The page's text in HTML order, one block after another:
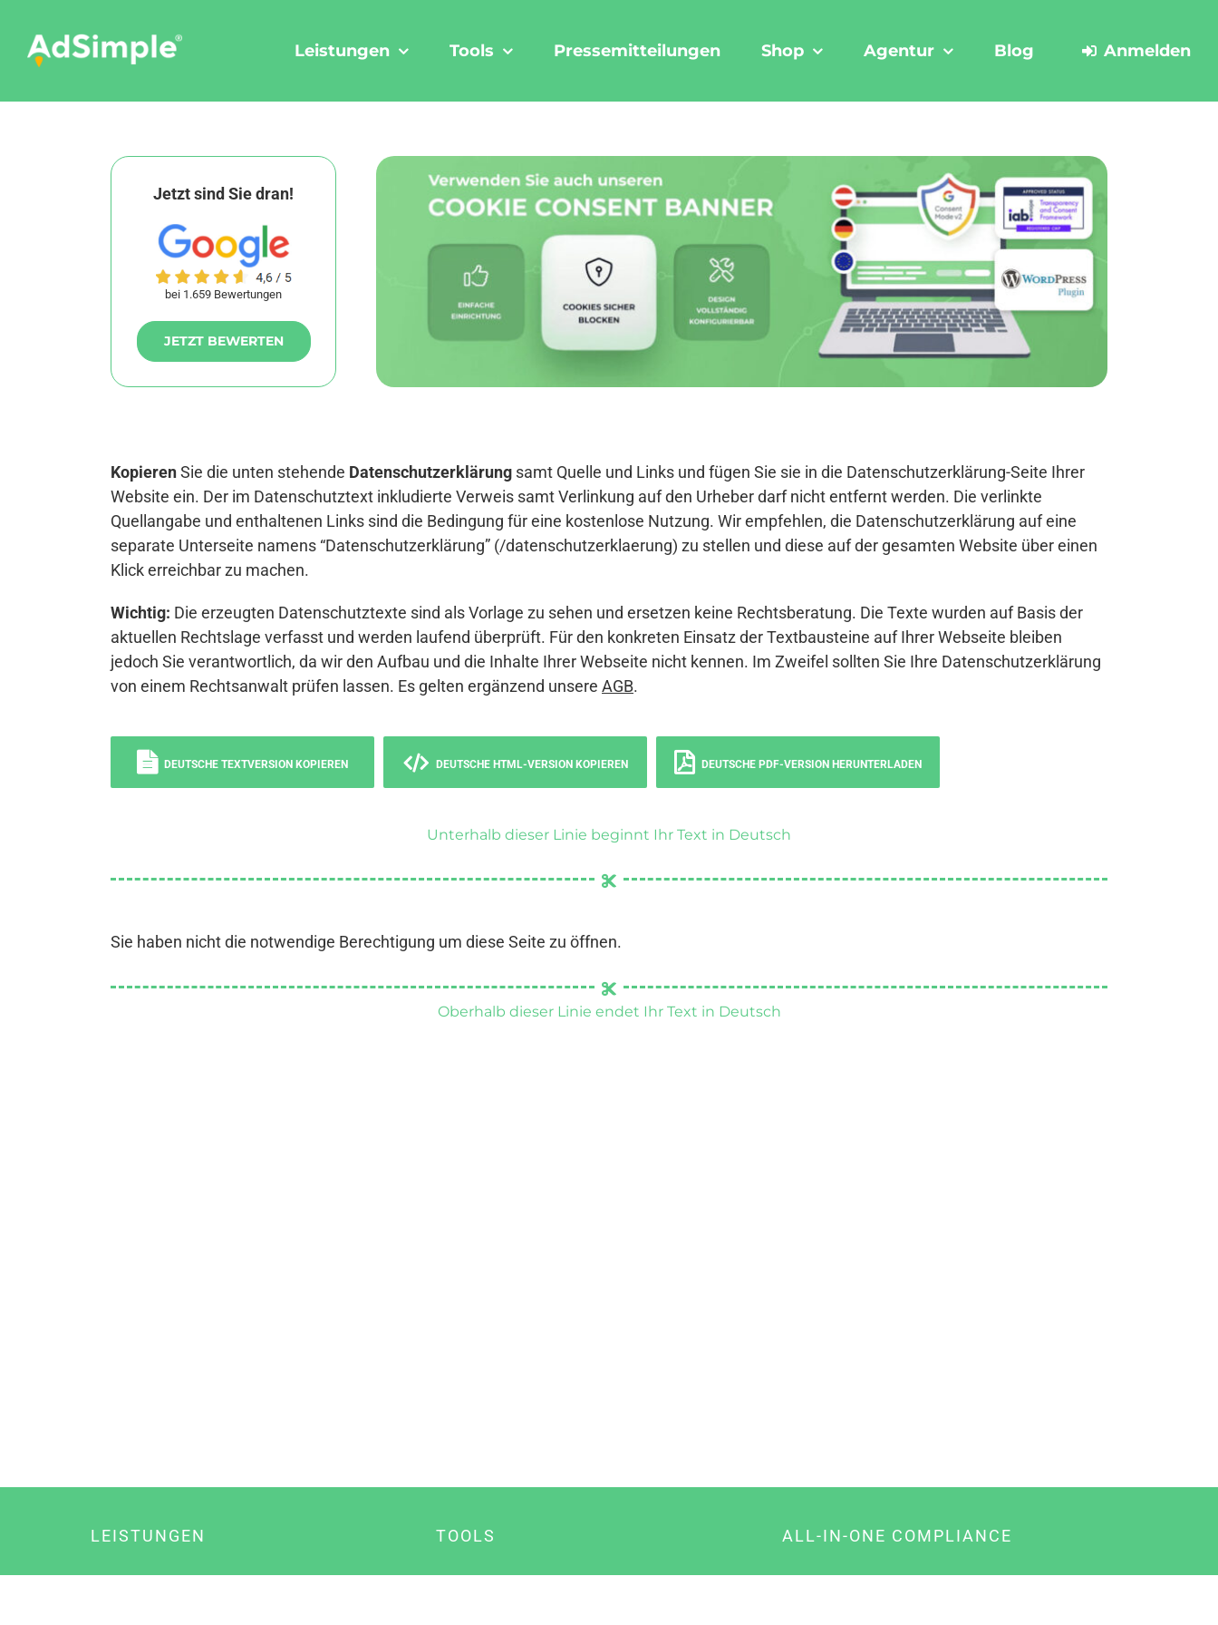
content
Leistungen Tools Pressemitteilungen Shop Agentur Blog Anmelden
Jetzt sind Sie dran!
bei 1.659 Bewertungen
JETZT BEWERTEN
KopierenSie die unten stehende Datenschutzerklärung samt Quelle und Links und fügen Sie sie in die Datenschutzerklärung-Seite Ihrer
Website ein. Der im Datenschutztext inkludierte Verweis samt Verlinkung auf den Urheber darf nicht entfernt werden. Die verlinkte
Quellangabe und enthaltenen Links sind die Bedingung für eine kostenlose Nutzung. Wir empfehlen, die Datenschutzerklärung auf eine
separate Unterseite namens “Datenschutzerklärung” (/datenschutzerklaerung) zu stellen und diese auf der gesamten Website über einen
Klick erreichbar zu machen.
Wichtig: Die erzeugten Datenschutztexte sind als Vorlage zu sehen und ersetzen keine Rechtsberatung. Die Texte wurden auf Basis der
aktuellen Rechtslage verfasst und werden laufend überprüft. Für den konkreten Einsatz der Textbausteine auf Ihrer Webseite bleiben
jedoch Sie verantwortlich, da wir den Aufbau und die Inhalte Ihrer Webseite nicht kennen. Im Zweifel sollten Sie Ihre Datenschutzerklärung
von einem Rechtsanwalt prüfen lassen. Es gelten ergänzend unsere AGB.
DEUTSCHE TEXTVERSION KOPIEREN DEUTSCHE HTML-VERSION KOPIEREN DEUTSCHE PDF-VERSION HERUNTERLADEN
Unterhalb dieser Linie beginnt Ihr Text in Deutsch
Sie haben nicht die notwendige Berechtigung um diese Seite zu öffnen.
Oberhalb dieser Linie endet Ihr Text in Deutsch
LEISTUNGEN TOOLS ALL-IN-ONE COMPLIANCE